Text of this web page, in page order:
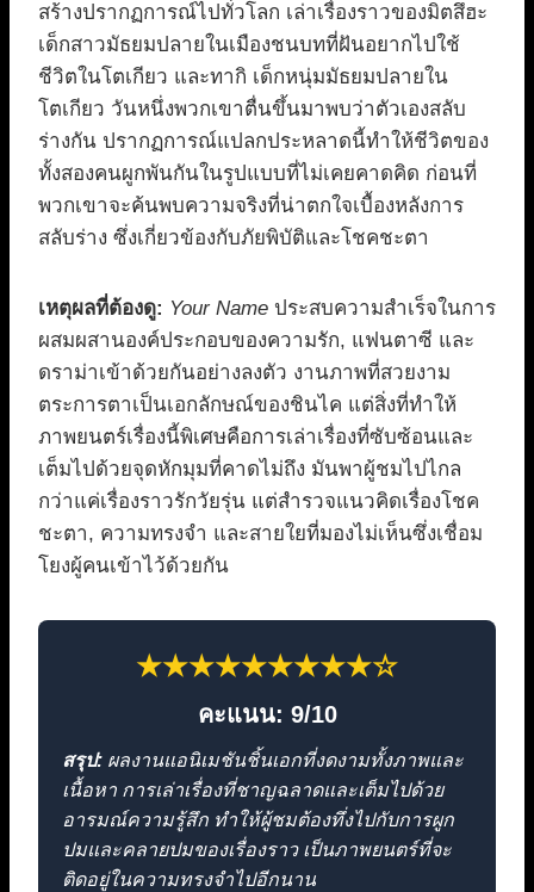
สร้างปรากฏการณ์ไปทั่วโลก เล่าเรื่องราวของมิตสึฮะ
เด็กสาวมัธยมปลายในเมืองชนบทที่ฝันอยากไปใช้
ชีวิตในโตเกียว และทากิ เด็กหนุ่มมัธยมปลายใน
โตเกียว วันหนึ่งพวกเขาตื่นขึ้นมาพบว่าตัวเองสลับ
ร่างกัน ปรากฏการณ์แปลกประหลาดนี้ทำให้ชีวิตของ
ทั้งสองคนผูกพันกันในรูปแบบที่ไม่เคยคาดคิด ก่อนที่
พวกเขาจะค้นพบความจริงที่น่าตกใจเบื้องหลังการ
สลับร่าง ซึ่งเกี่ยวข้องกับภัยพิบัติและโชคชะตา
เหตุผลที่ต้องดู: Your Name ประสบความสำเร็จในการ
ผสมผสานองค์ประกอบของความรัก, แฟนตาซี และ
ดราม่าเข้าด้วยกันอย่างลงตัว งานภาพที่สวยงาม
ตระการตาเป็นเอกลักษณ์ของชินไค แต่สิ่งที่ทำให้
ภาพยนตร์เรื่องนี้พิเศษคือการเล่าเรื่องที่ซับซ้อนและ
เต็มไปด้วยจุดหักมุมที่คาดไม่ถึง มันพาผู้ชมไปไกล
กว่าแค่เรื่องราวรักวัยรุ่น แต่สำรวจแนวคิดเรื่องโชค
ชะตา, ความทรงจำ และสายใยที่มองไม่เห็นซึ่งเชื่อม
โยงผู้คนเข้าไว้ด้วยกัน
★★★★★★★★★☆
คะแนน: 9/10
สรุป: ผลงานแอนิเมชันชิ้นเอกที่งดงามทั้งภาพและ
เนื้อหา การเล่าเรื่องที่ชาญฉลาดและเต็มไปด้วย
อารมณ์ความรู้สึก ทำให้ผู้ชมต้องทึ่งไปกับการผูก
ปมและคลายปมของเรื่องราว เป็นภาพยนตร์ที่จะ
ติดอยู่ในความทรงจำไปอีกนาน